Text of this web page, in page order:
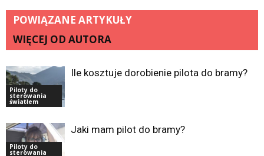
POWIĄZANE ARTYKUŁY
WIĘCEJ OD AUTORA
Piloty do
sterowania
światłem
Ile kosztuje dorobienie pilota do bramy?
Piloty do
sterowania
Jaki mam pilot do bramy?